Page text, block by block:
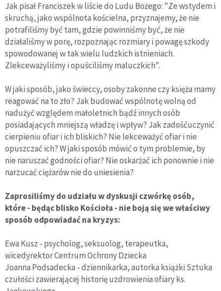
Jak pisał Franciszek w liście do Ludu Bożego: "Ze wstydem i
skruchą, jako wspólnota kościelna, przyznajemy, że nie
potrafiliśmy być tam, gdzie powinniśmy być, że nie
działaliśmy w porę, rozpoznając rozmiary i powagę szkody
spowodowanej w tak wielu ludzkich istnieniach.
Zlekceważyliśmy i opuściliśmy maluczkich".
W jaki sposób, jako świeccy, osoby zakonne czy księża mamy
reagować na to zło? Jak budować wspólnotę wolną od
nadużyć względem małoletnich bądź innych osób
posiadających mniejszą władzę i wpływ? Jak zadośćuczynić
cierpieniu ofiar i ich bliskich? Nie lekceważyć ofiar i nie
opuszczać ich? W jaki sposób mówić o tym problemie, by
nie naruszać godności ofiar? Nie oskarżać ich ponownie i nie
narzucać ciężarów nie do uniesienia?
Zaprosiliśmy do udziału w dyskusji czwórkę osób,
które - będąc blisko Kościoła - nie boją się we właściwy
sposób odpowiadać na kryzys:
Ewa Kusz - psycholog, seksuolog, terapeutka,
wicedyrektor Centrum Ochrony Dziecka
Joanna Podsadecka - dziennikarka, autorka książki Sztuka
czułości zawierającej historię uzdrowienia ofiary ks.